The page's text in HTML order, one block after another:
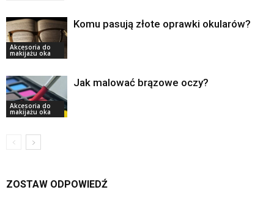
Akcesoria do
makijażu oka
Komu pasują złote oprawki okularów?
Akcesoria do
makijażu oka
Jak malować brązowe oczy?
ZOSTAW ODPOWIEDŹ